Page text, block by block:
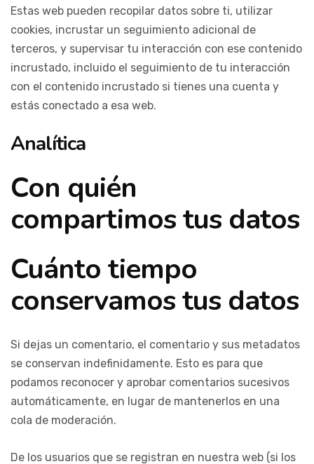
Estas web pueden recopilar datos sobre ti, utilizar
cookies, incrustar un seguimiento adicional de
terceros, y supervisar tu interacción con ese contenido
incrustado, incluido el seguimiento de tu interacción
con el contenido incrustado si tienes una cuenta y
estás conectado a esa web.
Analítica
Con quién
compartimos tus datos
Cuánto tiempo
conservamos tus datos
Si dejas un comentario, el comentario y sus metadatos
se conservan indefinidamente. Esto es para que
podamos reconocer y aprobar comentarios sucesivos
automáticamente, en lugar de mantenerlos en una
cola de moderación.
De los usuarios que se registran en nuestra web (si los